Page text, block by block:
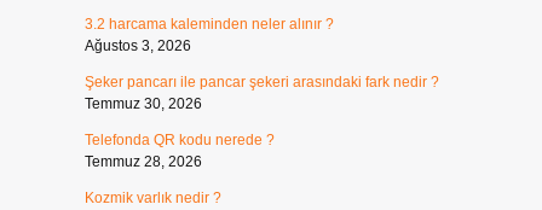
3.2 harcama kaleminden neler alınır ?
Ağustos 3, 2026
Şeker pancarı ile pancar şekeri arasındaki fark nedir ?
Temmuz 30, 2026
Telefonda QR kodu nerede ?
Temmuz 28, 2026
Kozmik varlık nedir ?